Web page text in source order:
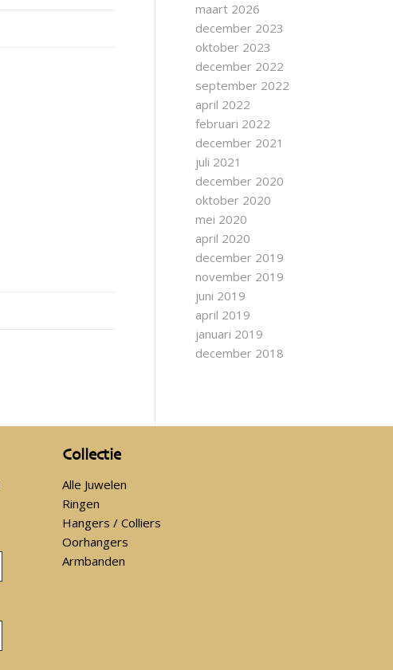
maart 2026
december 2023
oktober 2023
december 2022
september 2022
april 2022
februari 2022
december 2021
juli 2021
december 2020
oktober 2020
mei 2020
april 2020
december 2019
november 2019
juni 2019
april 2019
januari 2019
december 2018
Collectie
Alle Juwelen
Ringen
Hangers / Colliers
Oorhangers
Armbanden